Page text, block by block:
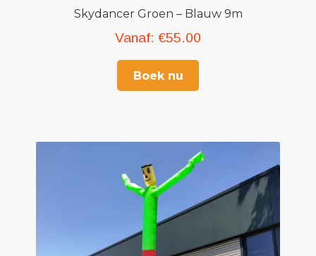
Skydancer Groen – Blauw 9m
Vanaf: €55.00
Boek nu